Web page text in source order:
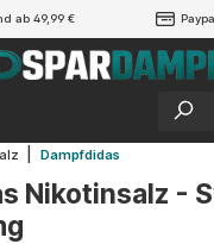
ab 49,99 €
Dampfdidas
Nikotinsalz -